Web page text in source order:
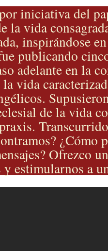
iniciativa del
la vida
inspirándose
publicando
adelante en la
vida
de la vida
¿Cómo
Ofrezco
estimularnos a